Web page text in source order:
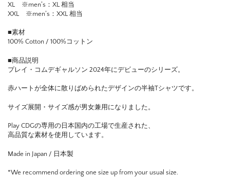
XL ※men’s：XL 相当
XXL ※men’s：XXL 相当
■素材
100% Cotton / 100%コットン
■商品説明
プレイ・コムデギャルソン 2024年にデビューのシリーズ。
赤ハートが全体に散りばめられたデザインの半袖Tシャツです。
サイズ展開・サイズ感が男女兼用になりました。
Play CDGの専用の日本国内の工場で生産された、
高品質な素材を使用しています。
Made in Japan / 日本製
*We recommend ordering one size up from your usual size.